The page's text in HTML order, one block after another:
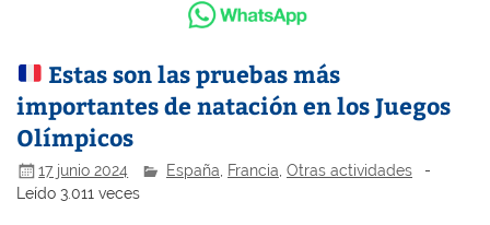
Estas son las pruebas más
importantes de natación en los Juegos
Olímpicos
17 junio 2024 España Francia ,Otras actividades
-
Leído 3.011 veces